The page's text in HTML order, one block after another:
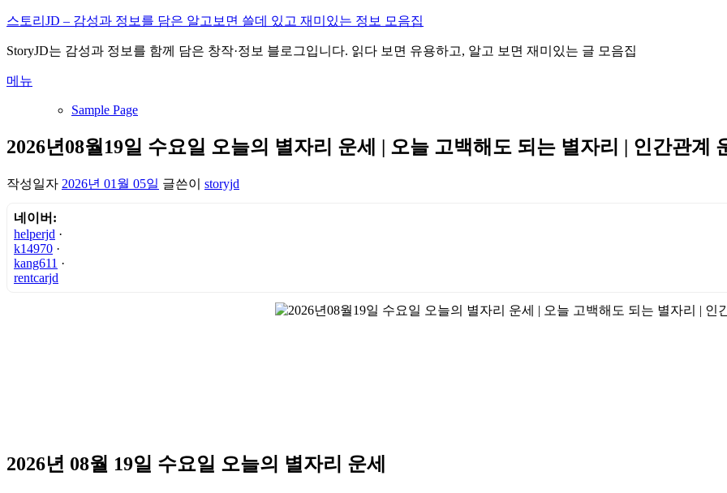
내
으
바
기
스토리JD – 감성과 정보를 담은 알고보면 쓸데 있고 재미있는 정보 모음집
StoryJD는 감성과 정보를 함께 담은 창작·정보 블로그입니다. 읽다 보면 유용하고, 알고 보면 재미있는 글 모음집
메뉴
Sample Page
2026년08월19일 수요일 오늘의 별자리 운세 | 오늘 고백해도 되는 별자리 | 인간관계
작성일자 2026년 01월 05일 글쓴이 storyjd
네이버:
helperjd ·
k14970 ·
kang611 ·
rentcarjd
2026년 08월 19일 수요일 오늘의 별자리 운세